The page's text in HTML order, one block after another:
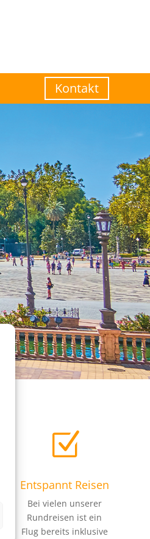
Kontakt
Z
Entspannt Reisen
Bei vielen unserer
Rundreisen ist ein
Flug bereits inklusive